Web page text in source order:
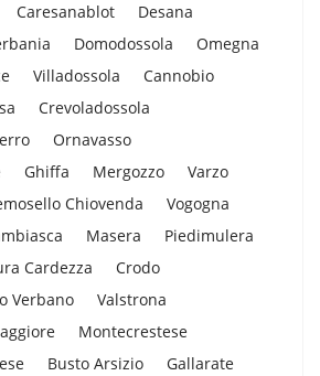
Caresanablot
Desana
Domodossola
Omegna
Villadossola
Cannobio
Crevoladossola
Ornavasso
Ghiffa Mergozzo
Varzo
Chiovenda
Vogogna
Masera
Piedimulera
Cardezza
Crodo
Verbano
Valstrona
Montecrestese
Busto Arsizio
Gallarate